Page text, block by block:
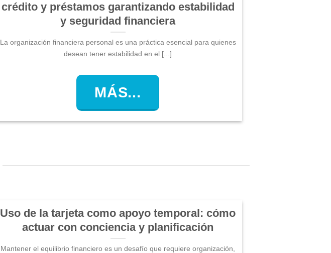
crédito y préstamos garantizando estabilidad
y seguridad financiera
La organización financiera personal es una práctica esencial para quienes
desean tener estabilidad en el [...]
MÁS...
Uso de la tarjeta como apoyo temporal: cómo
actuar con conciencia y planificación
Mantener el equilibrio financiero es un desafío que requiere organización,